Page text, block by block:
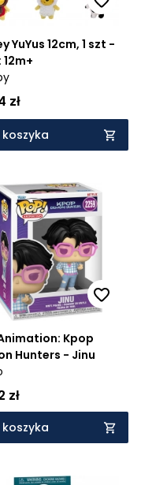
YuYus 12cm, 1 szt -
zł
koszyka
Kpop
Hunters - Jinu
zł
koszyka